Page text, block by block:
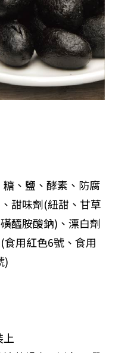
、鹽、酵素、防腐
甜味劑(紐甜、甘草
醯胺酸鈉)、漂白劑
用紅色6號、食用
)